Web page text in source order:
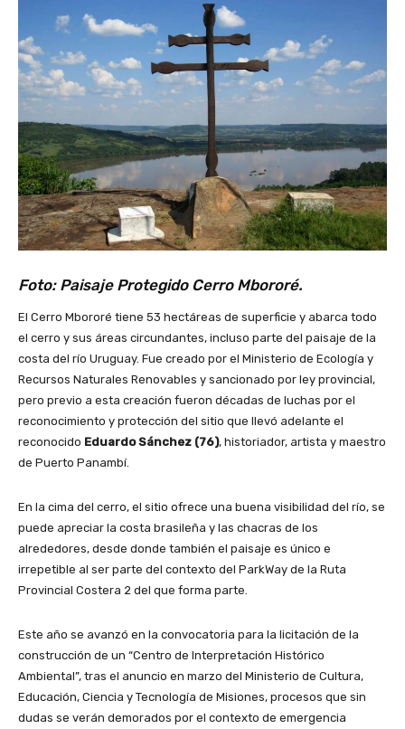
Foto: Paisaje Protegido Cerro Mbororé.
El Cerro Mbororé tiene 53 hectáreas de superficie y abarca todo
el cerro y sus áreas circundantes, incluso parte del paisaje de la
costa del río Uruguay. Fue creado por el Ministerio de Ecología y
Recursos Naturales Renovables y sancionado por ley provincial,
pero previo a esta creación fueron décadas de luchas por el
reconocimiento y protección del sitio que llevó adelante el
reconocido Eduardo Sánchez (76), historiador, artista y maestro
de Puerto Panambí.
En la cima del cerro, el sitio ofrece una buena visibilidad del río, se
puede apreciar la costa brasileña y las chacras de los
alrededores, desde donde también el paisaje es único e
irrepetible al ser parte del contexto del ParkWay de la Ruta
Provincial Costera 2 del que forma parte.
Este año se avanzó en la convocatoria para la licitación de la
construcción de un “Centro de Interpretación Histórico
Ambiental”, tras el anuncio en marzo del Ministerio de Cultura,
Educación, Ciencia y Tecnología de Misiones, procesos que sin
dudas se verán demorados por el contexto de emergencia